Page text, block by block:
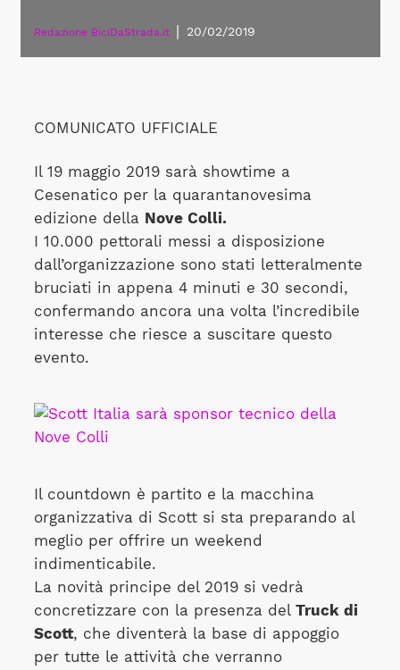
Redazione BiciDaStrada.it 20/02/2019
COMUNICATO UFFICIALE
Il 19 maggio 2019 sarà showtime a
Cesenatico per la quarantanovesima
edizione della Nove Colli.
I 10.000 pettorali messi a disposizione
dall’organizzazione sono stati letteralmente
bruciati in appena 4 minuti e 30 secondi,
confermando ancora una volta l’incredibile
interesse che riesce a suscitare questo
evento.
Il countdown è partito e la macchina
organizzativa di Scott si sta preparando al
meglio per offrire un weekend
indimenticabile.
La novità principe del 2019 si vedrà
concretizzare con la presenza delTruck di
Scott, che diventerà la base di appoggio
per tutte le attività che verranno